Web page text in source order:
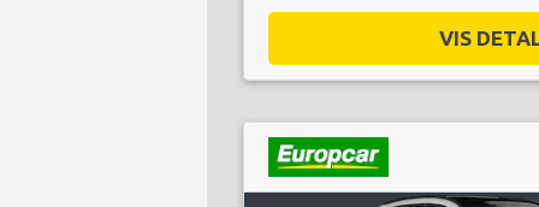
VIS